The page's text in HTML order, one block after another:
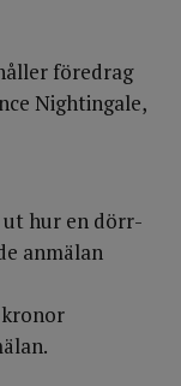
före­drag
Nightingale,
ut hur en dörr­
anmälan
kronor